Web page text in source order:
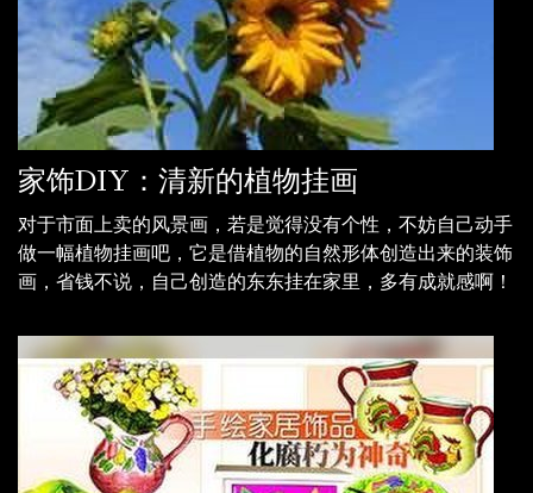
家饰DIY：清新的植物挂画
对于市面上卖的风景画，若是觉得没有个性，不妨自己动手
做一幅植物挂画吧，它是借植物的自然形体创造出来的装饰
画，省钱不说，自己创造的东东挂在家里，多有成就感啊！